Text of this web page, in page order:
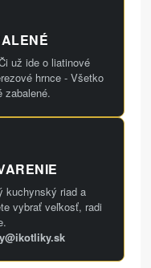
už ide o liatinové
hrnce - Všetko
zabalené.
kuchynský riad a
vybrať veľkosť, radi